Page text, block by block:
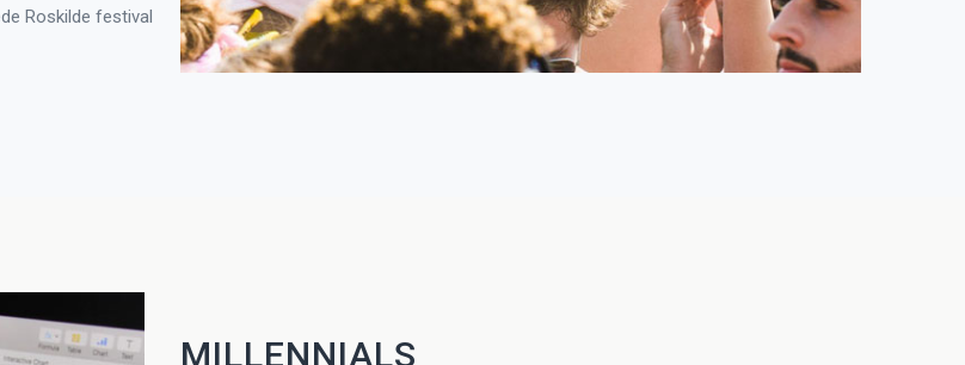
Roskilde festival
MILLENNIALS